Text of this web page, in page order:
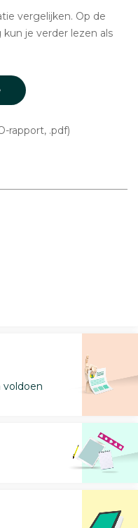
vergelijken. Op de
je verder lezen als
rapport, .pdf)
voldoen